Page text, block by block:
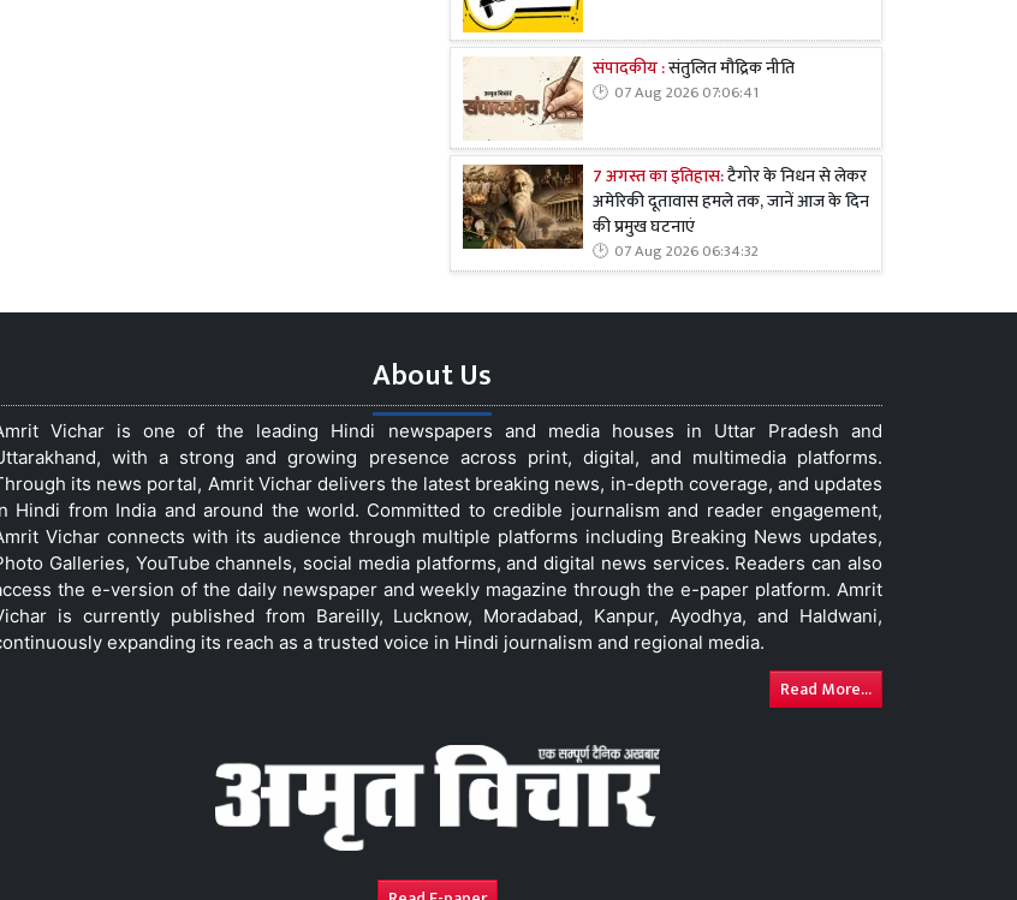
संपादकीय :संतुलित मौद्रिक नीति
07 Aug 2026 07:06:41
7 अगस्त का इतिहास:टैगोर के निधन से लेकर
अमेरिकी दूतावास हमले तक, जानें आज के दिन
की प्रमुख घटनाएं
07 Aug 2026 06:34:32
About Us
Vichar is one of the leading Hindi newspapers and media houses in Uttar Pradesh and
with a strong and growing presence across print, digital, and multimedia platforms.
its news portal, Amrit Vichar delivers the latest breaking news, in-depth coverage, and updates
Hindi from India and around the world. Committed to credible journalism and reader engagement,
Vichar connects with its audience through multiple platforms including Breaking News updates,
Galleries, YouTube channels, social media platforms, and digital news services. Readers can also
the e-version of the daily newspaper and weekly magazine through the e-paper platform. Amrit
is currently published from Bareilly, Lucknow, Moradabad, Kanpur, Ayodhya, and Haldwani,
expanding its reach as a trusted voice in Hindi journalism and regional media.
Read More...